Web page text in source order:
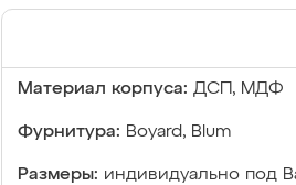
Материал корпуса: ДСП, МДФ
Фурнитура: Boyard, Blum
Размеры: индивидуально под